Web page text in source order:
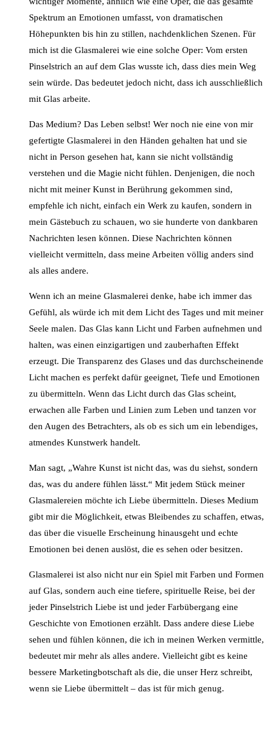
Spektrum an Emotionen umfasst, von dramatischen
Höhepunkten bis hin zu stillen, nachdenklichen Szenen. Für
mich ist die Glasmalerei wie eine solche Oper: Vom ersten
Pinselstrich an auf dem Glas wusste ich, dass dies mein Weg
sein würde. Das bedeutet jedoch nicht, dass ich ausschließlich
mit Glas arbeite.
Das Medium? Das Leben selbst! Wer noch nie eine von mir
gefertigte Glasmalerei in den Händen gehalten hat und sie
nicht in Person gesehen hat, kann sie nicht vollständig
verstehen und die Magie nicht fühlen. Denjenigen, die noch
nicht mit meiner Kunst in Berührung gekommen sind,
empfehle ich nicht, einfach ein Werk zu kaufen, sondern in
mein Gästebuch zu schauen, wo sie hunderte von dankbaren
Nachrichten lesen können. Diese Nachrichten können
vielleicht vermitteln, dass meine Arbeiten völlig anders sind
als alles andere.
Wenn ich an meine Glasmalerei denke, habe ich immer das
Gefühl, als würde ich mit dem Licht des Tages und mit meiner
Seele malen. Das Glas kann Licht und Farben aufnehmen und
halten, was einen einzigartigen und zauberhaften Effekt
erzeugt. Die Transparenz des Glases und das durchscheinende
Licht machen es perfekt dafür geeignet, Tiefe und Emotionen
zu übermitteln. Wenn das Licht durch das Glas scheint,
erwachen alle Farben und Linien zum Leben und tanzen vor
den Augen des Betrachters, als ob es sich um ein lebendiges,
atmendes Kunstwerk handelt.
Man sagt, „Wahre Kunst ist nicht das, was du siehst, sondern
das, was du andere fühlen lässt.“ Mit jedem Stück meiner
Glasmalereien möchte ich Liebe übermitteln. Dieses Medium
gibt mir die Möglichkeit, etwas Bleibendes zu schaffen, etwas,
das über die visuelle Erscheinung hinausgeht und echte
Emotionen bei denen auslöst, die es sehen oder besitzen.
Glasmalerei ist also nicht nur ein Spiel mit Farben und Formen
auf Glas, sondern auch eine tiefere, spirituelle Reise, bei der
jeder Pinselstrich Liebe ist und jeder Farbübergang eine
Geschichte von Emotionen erzählt. Dass andere diese Liebe
sehen und fühlen können, die ich in meinen Werken vermittle,
bedeutet mir mehr als alles andere. Vielleicht gibt es keine
bessere Marketingbotschaft als die, die unser Herz schreibt,
wenn sie Liebe übermittelt – das ist für mich genug.